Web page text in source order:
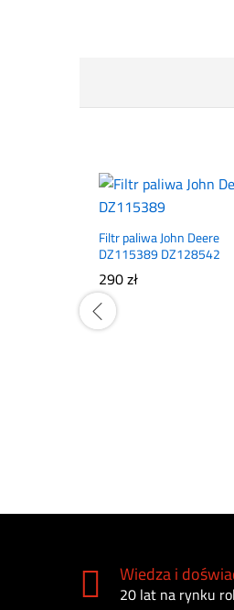
Filtr paliwa John Deere
DZ115389 DZ128542
290zł
Wiedza i
20 lat na rynku